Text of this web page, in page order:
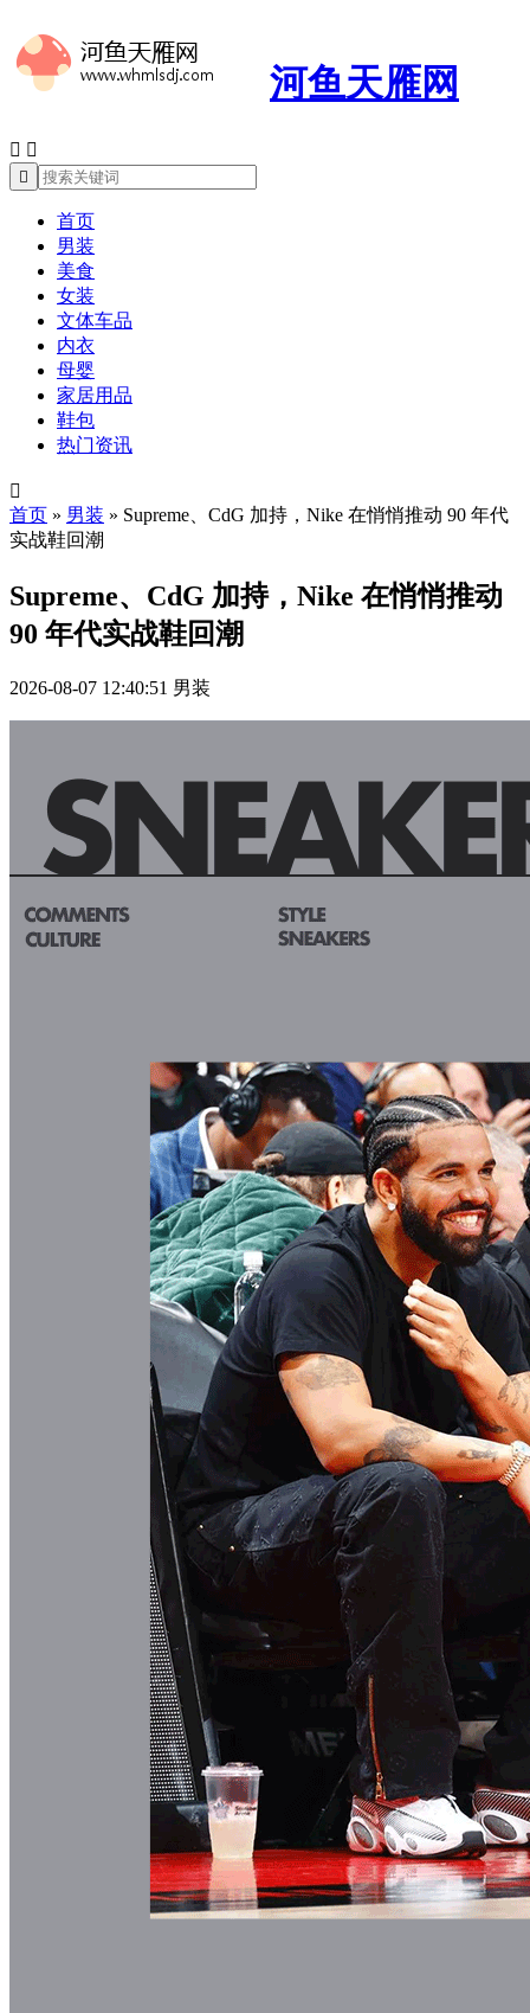
河鱼天雁网
 

首页
男装
美食
女装
文体车品
内衣
母婴
家居用品
鞋包
热门资讯

首页 » 男装 » Supreme、CdG 加持，Nike 在悄悄推动 90 年代
实战鞋回潮
Supreme、CdG 加持，Nike 在悄悄推动
90 年代实战鞋回潮
2026-08-07 12:40:51 男装